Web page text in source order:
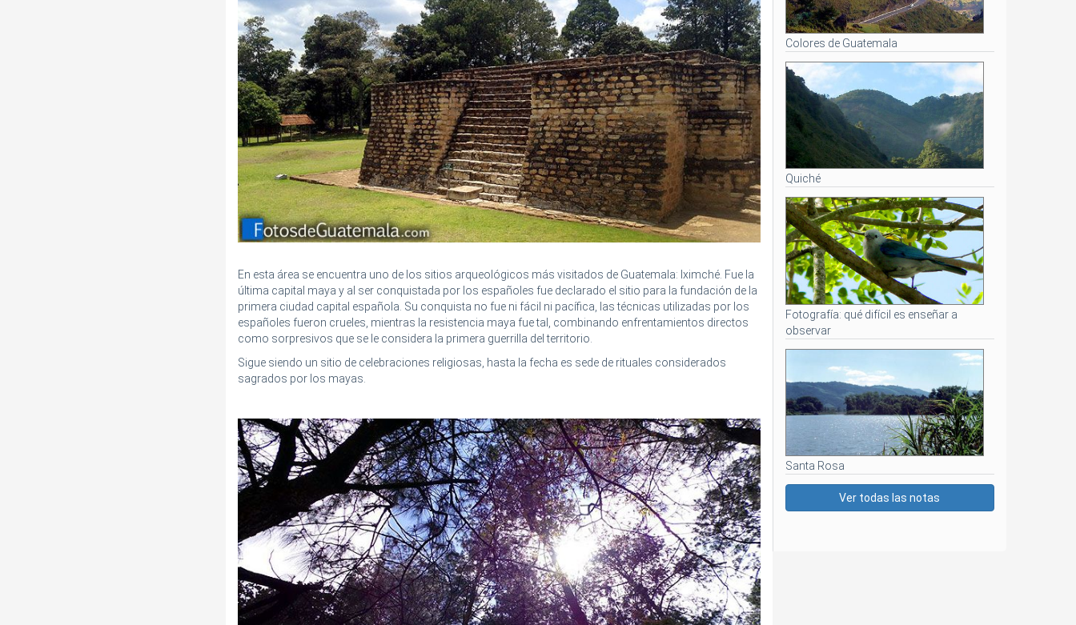
En esta área se encuentra uno de los sitios arqueológicos más visitados de Guatemala: Iximché. Fue la
última capital maya y al ser conquistada por los españoles fue declarado el sitio para la fundación de la
primera ciudad capital española. Su conquista no fue ni fácil ni pacífica, las técnicas utilizadas por los
españoles fueron crueles, mientras la resistencia maya fue tal, combinando enfrentamientos directos
como sorpresivos que se le considera la primera guerrilla del territorio.
Sigue siendo un sitio de celebraciones religiosas, hasta la fecha es sede de rituales considerados
sagrados por los mayas.
Colores de Guatemala
Quiché
Fotografía: qué difícil es enseñar a
observar
Santa Rosa
Ver todas las notas